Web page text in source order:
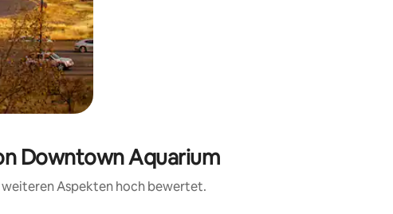
Downtown Aquarium
weiteren Aspekten hoch bewertet.